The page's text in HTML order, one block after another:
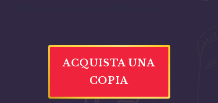
ACQUISTA UNA
COPIA